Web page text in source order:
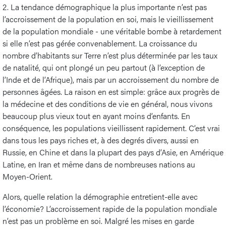
2. La tendance démographique la plus importante n’est pas
l’accroissement de la population en soi, mais le vieillissement
de la population mondiale - une véritable bombe à retardement
si elle n’est pas gérée convenablement. La croissance du
nombre d’habitants sur Terre n’est plus déterminée par les taux
de natalité, qui ont plongé un peu partout (à l’exception de
l’Inde et de l’Afrique), mais par un accroissement du nombre de
personnes âgées. La raison en est simple: grâce aux progrès de
la médecine et des conditions de vie en général, nous vivons
beaucoup plus vieux tout en ayant moins d’enfants. En
conséquence, les populations vieillissent rapidement. C’est vrai
dans tous les pays riches et, à des degrés divers, aussi en
Russie, en Chine et dans la plupart des pays d’Asie, en Amérique
Latine, en Iran et même dans de nombreuses nations au
Moyen-Orient.
Alors, quelle relation la démographie entretient-elle avec
l’économie? L’accroissement rapide de la population mondiale
n’est pas un problème en soi. Malgré les mises en garde